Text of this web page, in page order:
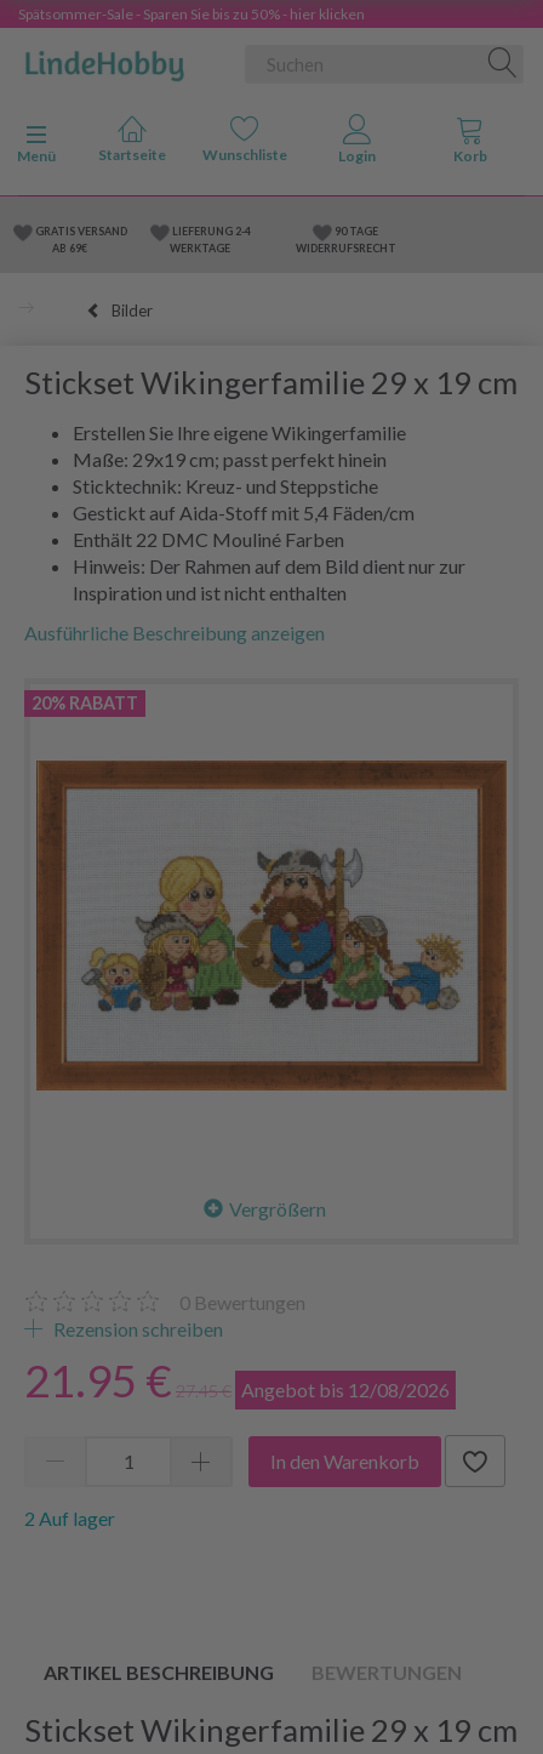
Spätsommer-Sale - Sparen Sie bis zu 50% - hier klicken
Anzeige ändern
Menü
GRATIS VERSAND
AB 69€
LIEFERUNG 2-4
WERKTAGE
90 TAGE
WIDERRUFSRECHT
Bilder
Stickset Wikingerfamilie 29 x 19 cm
Erstellen Sie Ihre eigene Wikingerfamilie
Maße: 29x19 cm; passt perfekt hinein
Sticktechnik: Kreuz- und Steppstiche
Gestickt auf Aida-Stoff mit 5,4 Fäden/cm
Enthält 22 DMC Mouliné Farben
Hinweis: Der Rahmen auf dem Bild dient nur zur
Inspiration und ist nicht enthalten
Ausführliche Beschreibung anzeigen
20% RABATT
Vergrößern
0 Bewertungen
Rezension schreiben
21.95 € 27.45 € Angebot bis 12/08/2026
In den Warenkorb
2 Auf lager
ARTIKEL BESCHREIBUNG BEWERTUNGEN
Stickset Wikingerfamilie 29 x 19 cm